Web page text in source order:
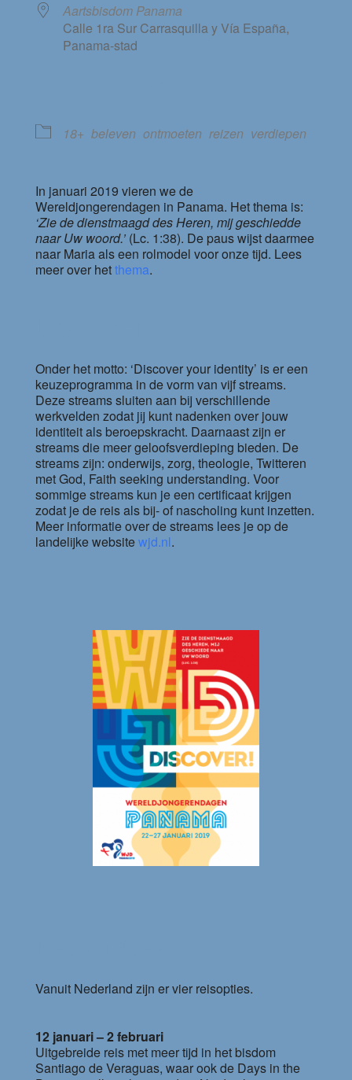
Aartsbisdom Panama
Calle 1ra Sur Carrasquilla y Vía España,
Panama-stad
18+ beleven ontmoeten reizen verdiepen
In januari 2019 vieren we de
Wereldjongerendagen in Panama. Het thema is:
‘Zie de dienstmaagd des Heren, mij geschiedde
naar Uw woord.’(Lc. 1:38). De paus wijst daarmee
naar Maria als een rolmodel voor onze tijd. Lees
meer over hetthema.
Onder het motto: ‘Discover your identity’ is er een
keuzeprogramma in de vorm van vijf streams.
Deze streams sluiten aan bij verschillende
werkvelden zodat jij kunt nadenken over jouw
identiteit als beroepskracht. Daarnaast zijn er
streams die meer geloofsverdieping bieden. De
streams zijn: onderwijs, zorg, theologie, Twitteren
met God, Faith seeking understanding. Voor
sommige streams kun je een certificaat krijgen
zodat je de reis als bij- of nascholing kunt inzetten.
Meer informatie over de streams lees je op de
landelijke websitewjd.nl.
Vanuit Nederland zijn er vier reisopties.
12 januari – 2 februari
Uitgebreide reis met meer tijd in het bisdom
Santiago de Veraguas, waar ook de Days in the